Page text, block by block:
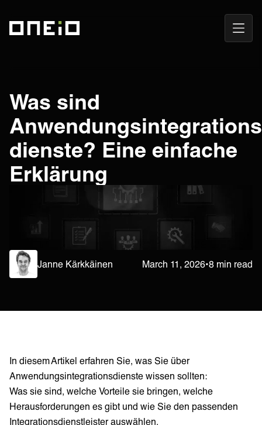
Was sind
dienste? Eine einfache
Erklärung
Janne Kärkkäinen March 11, 2026•8 min read
In diesem Artikel erfahren Sie, was Sie über
Anwendungsintegrationsdienste wissen sollten:
Was sie sind, welche Vorteile sie bringen, welche
Herausforderungen es gibt und wie Sie den passenden
Integrationsdienstleister auswählen.